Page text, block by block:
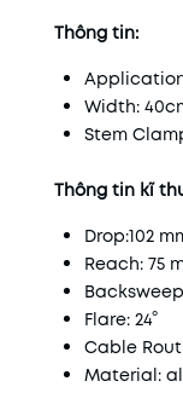
Thông tin:
Width:
Stem
Thông tin kĩ
Drop:102
Reach: 75
Flare: 24°
Cable
Material: